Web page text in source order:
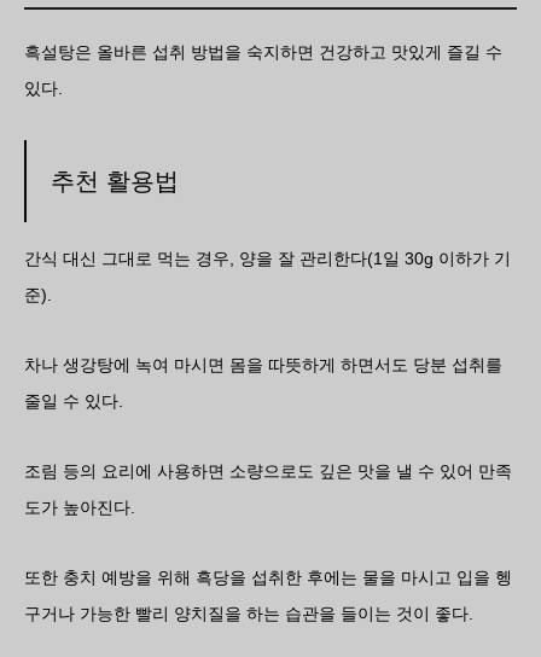
흑설탕은 올바른 섭취 방법을 숙지하면 건강하고 맛있게 즐길 수
있다.
추천 활용법
간식 대신 그대로 먹는 경우, 양을 잘 관리한다(1일 30g 이하가 기
준).
차나 생강탕에 녹여 마시면 몸을 따뜻하게 하면서도 당분 섭취를
줄일 수 있다.
조림 등의 요리에 사용하면 소량으로도 깊은 맛을 낼 수 있어 만족
도가 높아진다.
또한 충치 예방을 위해 흑당을 섭취한 후에는 물을 마시고 입을 헹
구거나 가능한 빨리 양치질을 하는 습관을 들이는 것이 좋다.